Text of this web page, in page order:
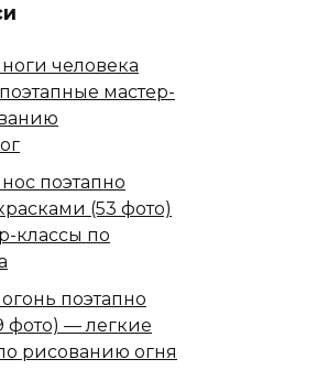
человека
мастер-
поэтапно
(53 фото)
классы по
поэтапно
фото) — легкие
рисованию огня